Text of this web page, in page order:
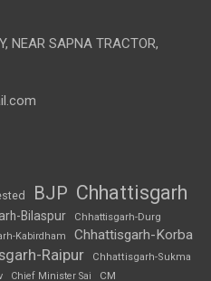
NEAR SAPNA TRACTOR,
BJP Chhattisgarh
Bilaspur Chhattisgarh-Durg
Kabirdham Chhattisgarh-Korba
Raipur
Chhattisgarh-Sukma
Chief Minister Sai CM